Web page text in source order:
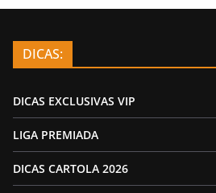
DICAS:
DICAS EXCLUSIVAS VIP
LIGA PREMIADA
DICAS CARTOLA 2026